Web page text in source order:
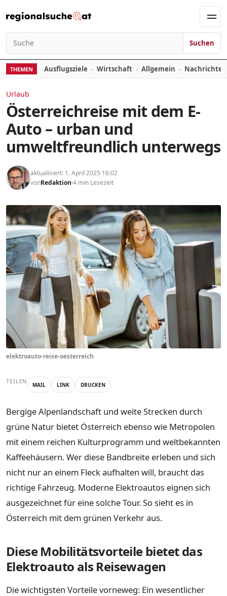
Suchen nach:
Suchen
THEMEN Ausflugsziele Wirtschaft Allgemein
Urlaub
Österreichreise mit dem E-
Auto – urban und
umweltfreundlich unterwegs
aktualisiert: 1. April 2025 16:02
vonRedaktion 4 min Lesezeit
elektroauto-reise-oesterreich
TEILEN MAIL LINK DRUCKEN
Bergige Alpenlandschaft und weite Strecken durch
grüne Natur bietet Österreich ebenso wie Metropolen
mit einem reichen Kulturprogramm und weltbekannten
Kaffeehäusern. Wer diese Bandbreite erleben und sich
nicht nur an einem Fleck aufhalten will, braucht das
richtige Fahrzeug. Moderne Elektroautos eignen sich
ausgezeichnet für eine solche Tour. So sieht es in
Österreich mit dem grünen Verkehr aus.
Diese Mobilitätsvorteile bietet das
Elektroauto als Reisewagen
Die wichtigsten Vorteile vorneweg: Ein wesentlicher